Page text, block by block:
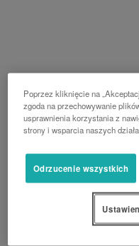
Poprzez kliknięcie na
zgoda na przechowywanie
usprawnienia korzystania z
strony i wsparcia naszych
Odrzucenie wszystkich